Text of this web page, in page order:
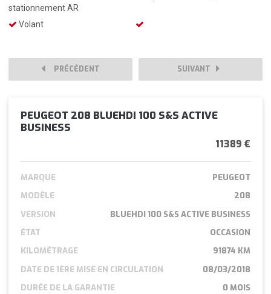
stationnement AR
Volant
PRÉCÉDENT SUIVANT
PEUGEOT 208 BLUEHDI 100 S&S ACTIVE
BUSINESS
11389 €
MARQUE
PEUGEOT
MODÈLE
208
VERSION
BLUEHDI 100 S&S ACTIVE BUSINESS
ÉTAT
OCCASION
KILOMÉTRAGE
91874 KM
DATE DE 1ÈRE MISE EN CIRCULATION
08/03/2018
DURÉE DE LA GARANTIE
0 MOIS